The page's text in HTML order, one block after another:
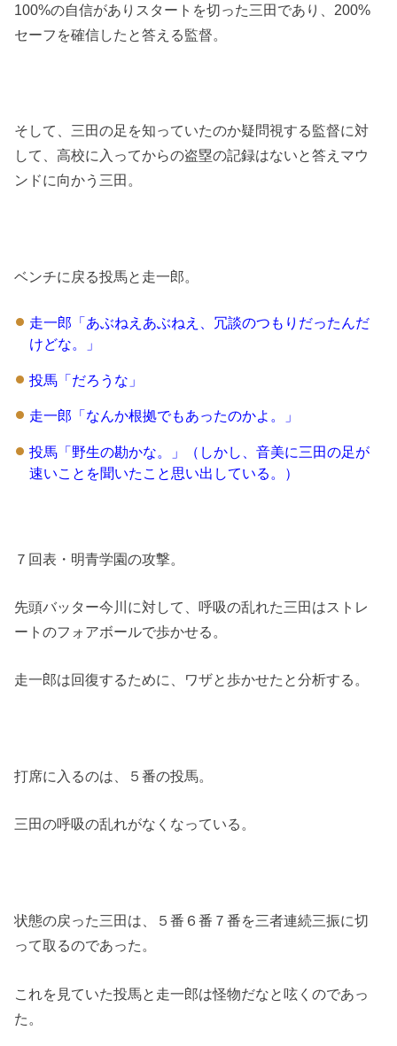
100%の自信がありスタートを切った三田であり、200%
セーフを確信したと答える監督。
そして、三田の足を知っていたのか疑問視する監督に対
して、高校に入ってからの盗塁の記録はないと答えマウ
ンドに向かう三田。
ベンチに戻る投馬と走一郎。
走一郎「あぶねえあぶねえ、冗談のつもりだったんだ
けどな。」
投馬「だろうな」
走一郎「なんか根拠でもあったのかよ。」
投馬「野生の勘かな。」（しかし、音美に三田の足が
速いことを聞いたこと思い出している。）
７回表・明青学園の攻撃。
先頭バッター今川に対して、呼吸の乱れた三田はストレ
ートのフォアボールで歩かせる。
走一郎は回復するために、ワザと歩かせたと分析する。
打席に入るのは、５番の投馬。
三田の呼吸の乱れがなくなっている。
状態の戻った三田は、５番６番７番を三者連続三振に切
って取るのであった。
これを見ていた投馬と走一郎は怪物だなと呟くのであっ
た。